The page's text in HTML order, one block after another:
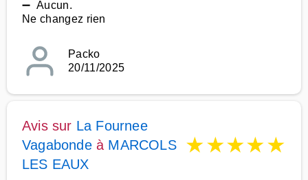
➖ Aucun.
Ne changez rien
Packo
20/11/2025
Avis sur La Fournee
Vagabondeà MARCOLS
LES EAUX
★★★★★